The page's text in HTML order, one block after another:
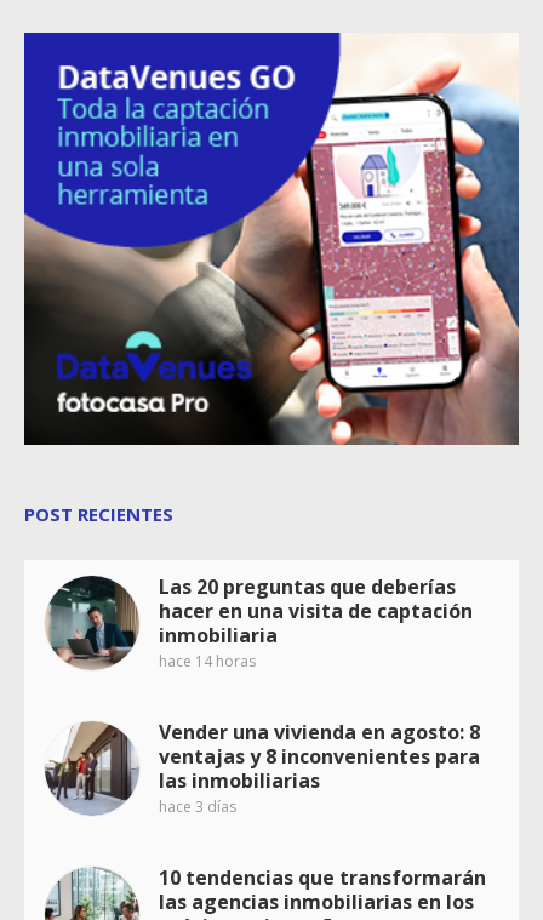
POST RECIENTES
Las 20 preguntas que deberías
hacer en una visita de captación
inmobiliaria
hace 14 horas
Vender una vivienda en agosto: 8
ventajas y 8 inconvenientes para
las inmobiliarias
hace 3 días
10 tendencias que transformarán
las agencias inmobiliarias en los